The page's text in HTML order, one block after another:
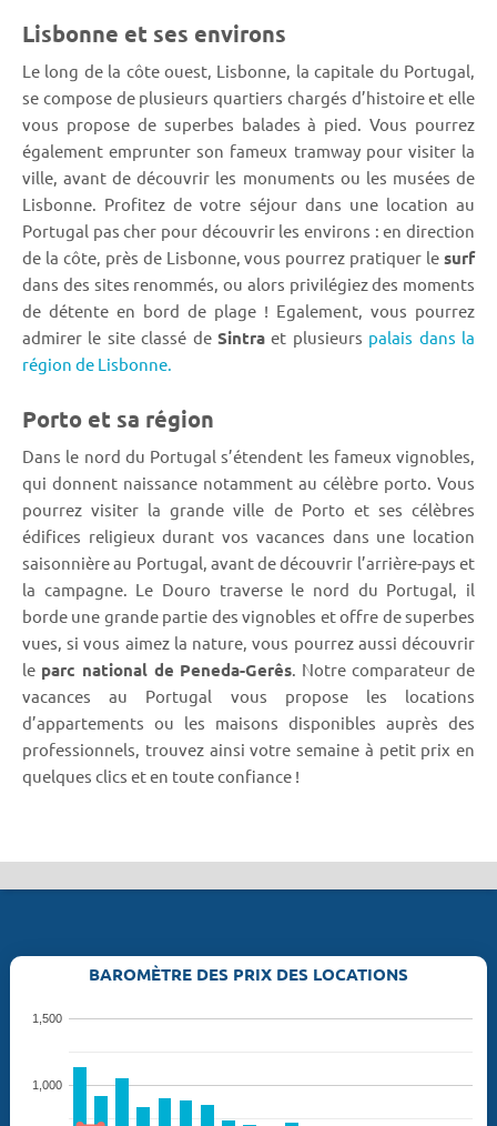
Lisbonne et ses environs
Le long de la côte ouest, Lisbonne, la capitale du Portugal,
se compose de plusieurs quartiers chargés d’histoire et elle
vous propose de superbes balades à pied. Vous pourrez
également emprunter son fameux tramway pour visiter la
ville, avant de découvrir les monuments ou les musées de
Lisbonne. Profitez de votre séjour dans une location au
Portugal pas cher pour découvrir les environs : en direction
de la côte, près de Lisbonne, vous pourrez pratiquer le surf
dans des sites renommés, ou alors privilégiez des moments
de détente en bord de plage ! Egalement, vous pourrez
admirer le site classé de Sintra et plusieurs palais dans la
région de Lisbonne.
Porto et sa région
Dans le nord du Portugal s’étendent les fameux vignobles,
qui donnent naissance notamment au célèbre porto. Vous
pourrez visiter la grande ville de Porto et ses célèbres
édifices religieux durant vos vacances dans une location
saisonnière au Portugal, avant de découvrir l’arrière-pays et
la campagne. Le Douro traverse le nord du Portugal, il
borde une grande partie des vignobles et offre de superbes
vues, si vous aimez la nature, vous pourrez aussi découvrir
le parc national de Peneda-Gerês. Notre comparateur de
vacances au Portugal vous propose les locations
d’appartements ou les maisons disponibles auprès des
professionnels, trouvez ainsi votre semaine à petit prix en
quelques clics et en toute confiance !
BAROMÈTRE DES PRIX DES LOCATIONS
1,000
1,500